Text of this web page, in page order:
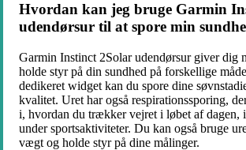
Hvordan kan jeg bruge Garmin
udendørsur til at spore min
Garmin Instinct 2Solar udendørsur giver dig
holde styr på din sundhed på forskellige
dedikeret widget kan du spore dine
kvalitet. Uret har også respirationssporing,
i, hvordan du trækker vejret i løbet af dagen,
under sportsaktiviteter. Du kan også bruge
vægt og holde styr på dine målinger.